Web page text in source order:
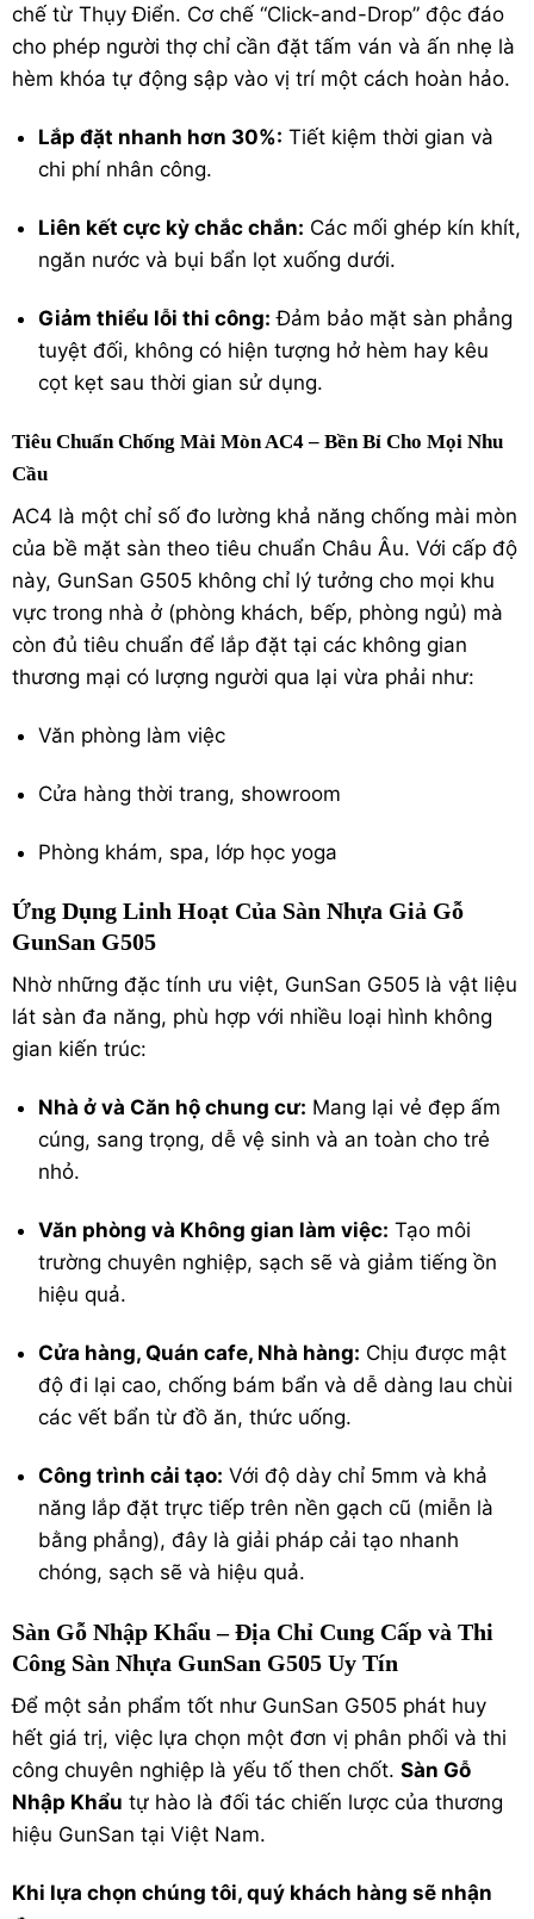
chế từ Thụy Điển. Cơ chế “Click-and-Drop” độc đáo
cho phép người thợ chỉ cần đặt tấm ván và ấn nhẹ là
hèm khóa tự động sập vào vị trí một cách hoàn hảo.
Lắp đặt nhanh hơn 30%: Tiết kiệm thời gian và
chi phí nhân công.
Liên kết cực kỳ chắc chắn: Các mối ghép kín khít,
ngăn nước và bụi bẩn lọt xuống dưới.
Giảm thiểu lỗi thi công: Đảm bảo mặt sàn phẳng
tuyệt đối, không có hiện tượng hở hèm hay kêu
cọt kẹt sau thời gian sử dụng.
Tiêu Chuẩn Chống Mài Mòn AC4 – Bền Bỉ Cho Mọi Nhu
Cầu
AC4 là một chỉ số đo lường khả năng chống mài mòn
của bề mặt sàn theo tiêu chuẩn Châu Âu. Với cấp độ
này, GunSan G505 không chỉ lý tưởng cho mọi khu
vực trong nhà ở (phòng khách, bếp, phòng ngủ) mà
còn đủ tiêu chuẩn để lắp đặt tại các không gian
thương mại có lượng người qua lại vừa phải như:
Văn phòng làm việc
Cửa hàng thời trang, showroom
Phòng khám, spa, lớp học yoga
Ứng Dụng Linh Hoạt Của Sàn Nhựa Giả Gỗ
GunSan G505
Nhờ những đặc tính ưu việt, GunSan G505 là vật liệu
lát sàn đa năng, phù hợp với nhiều loại hình không
gian kiến trúc:
Nhà ở và Căn hộ chung cư: Mang lại vẻ đẹp ấm
cúng, sang trọng, dễ vệ sinh và an toàn cho trẻ
nhỏ.
Văn phòng và Không gian làm việc: Tạo môi
trường chuyên nghiệp, sạch sẽ và giảm tiếng ồn
hiệu quả.
Cửa hàng, Quán cafe, Nhà hàng: Chịu được mật
độ đi lại cao, chống bám bẩn và dễ dàng lau chùi
các vết bẩn từ đồ ăn, thức uống.
Công trình cải tạo: Với độ dày chỉ 5mm và khả
năng lắp đặt trực tiếp trên nền gạch cũ (miễn là
bằng phẳng), đây là giải pháp cải tạo nhanh
chóng, sạch sẽ và hiệu quả.
Sàn Gỗ Nhập Khẩu – Địa Chỉ Cung Cấp và Thi
Công Sàn Nhựa GunSan G505 Uy Tín
Để một sản phẩm tốt như GunSan G505 phát huy
hết giá trị, việc lựa chọn một đơn vị phân phối và thi
công chuyên nghiệp là yếu tố then chốt. Sàn Gỗ
Nhập Khẩu tự hào là đối tác chiến lược của thương
hiệu GunSan tại Việt Nam.
Khi lựa chọn chúng tôi, quý khách hàng sẽ nhận